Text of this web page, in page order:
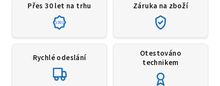
Přes 30 let na trhu
1991
Záruka na zboží
Rychlé odeslání
Otestováno
technikem